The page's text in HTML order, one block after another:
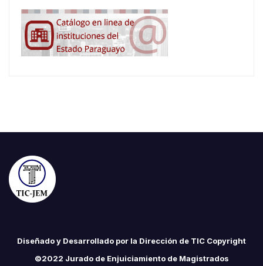
Diseñado y Desarrollado por la Dirección de TIC Copyright
©2022 Jurado de Enjuiciamiento de Magistrados